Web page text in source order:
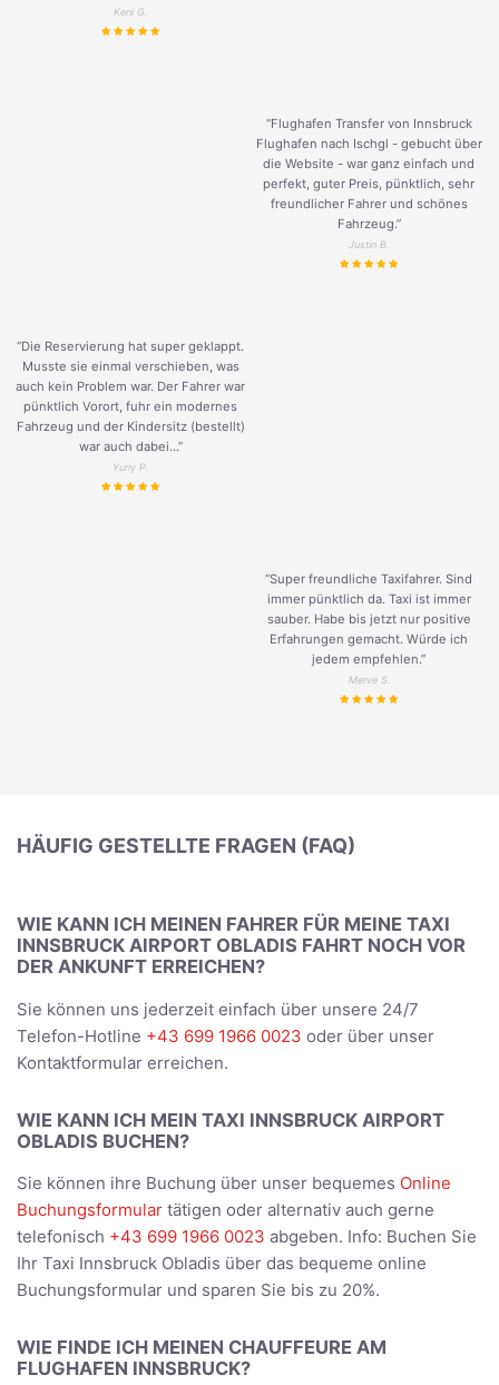
Keni G.
“Flughafen Transfer von Innsbruck
Flughafen nach Ischgl - gebucht über
die Website - war ganz einfach und
perfekt, guter Preis, pünktlich, sehr
freundlicher Fahrer und schönes
Fahrzeug.”
Justin B.
“Die Reservierung hat super geklappt.
Musste sie einmal verschieben, was
auch kein Problem war. Der Fahrer war
pünktlich Vorort, fuhr ein modernes
Fahrzeug und der Kindersitz (bestellt)
war auch dabei...”
Yuriy P.
“Super freundliche Taxifahrer. Sind
immer pünktlich da. Taxi ist immer
sauber. Habe bis jetzt nur positive
Erfahrungen gemacht. Würde ich
jedem empfehlen.”
Merve S.
HÄUFIG GESTELLTE FRAGEN (FAQ)
WIE KANN ICH MEINEN FAHRER FÜR MEINE TAXI
INNSBRUCK AIRPORT OBLADIS FAHRT NOCH VOR
DER ANKUNFT ERREICHEN?
Sie können uns jederzeit einfach über unsere 24/7
Telefon-Hotline +43 699 1966 0023 oder über unser
Kontaktformular erreichen.
WIE KANN ICH MEIN TAXI INNSBRUCK AIRPORT
OBLADIS BUCHEN?
Sie können ihre Buchung über unser bequemes Online
Buchungsformular tätigen oder alternativ auch gerne
telefonisch +43 699 1966 0023 abgeben. Info: Buchen Sie
Ihr Taxi Innsbruck Obladis über das bequeme online
Buchungsformular und sparen Sie bis zu 20%.
WIE FINDE ICH MEINEN CHAUFFEURE AM
FLUGHAFEN INNSBRUCK?